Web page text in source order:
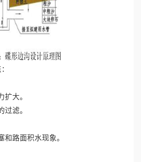
扩大。
过滤。
和路面积水现象。